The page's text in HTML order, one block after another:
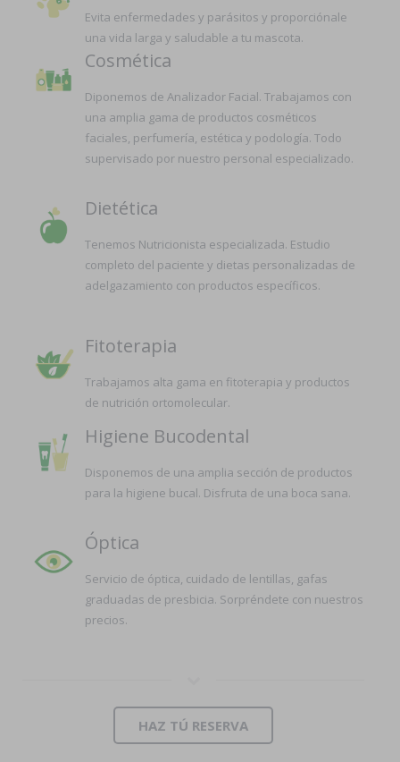
Evita enfermedades y parásitos y proporciónale
una vida larga y saludable a tu mascota.
Cosmética
Diponemos de Analizador Facial. Trabajamos con
una amplia gama de productos cosméticos
faciales, perfumería, estética y podología. Todo
supervisado por nuestro personal especializado.
Dietética
Tenemos Nutricionista especializada. Estudio
completo del paciente y dietas personalizadas de
adelgazamiento con productos específicos.
Fitoterapia
Trabajamos alta gama en fitoterapia y productos
de nutrición ortomolecular.
Higiene Bucodental
Disponemos de una amplia sección de productos
para la higiene bucal. Disfruta de una boca sana.
Óptica
Servicio de óptica, cuidado de lentillas, gafas
graduadas de presbicia. Sorpréndete con nuestros
precios.
HAZ TÚ RESERVA